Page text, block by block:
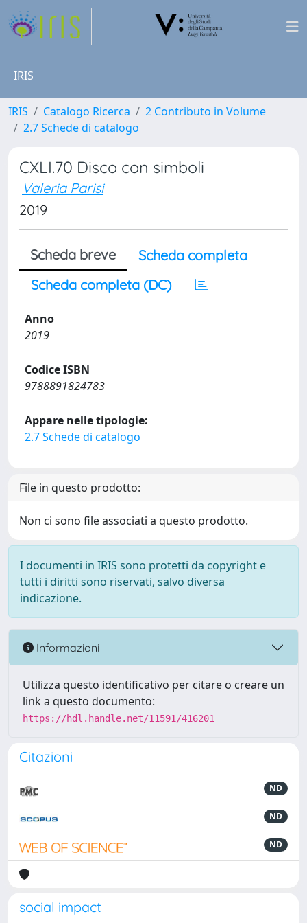
IRIS
IRIS Catalogo Ricerca
2 Contributo in Volume
2.7 Schede di catalogo
CXLI.70 Disco con simboli
Valeria Parisi
2019
Scheda breve
Scheda completa
Scheda completa (DC)
Anno
2019
Codice ISBN
9788891824783
Appare nelle tipologie:
2.7 Schede di catalogo
File in questo prodotto:
Non ci sono file associati a questo prodotto.
I documenti in IRIS sono protetti da copyright e
tutti i diritti sono riservati, salvo diversa
indicazione.
Informazioni
Utilizza questo identificativo per citare o creare un
link a questo documento:
https://hdl.handle.net/11591/416201
Citazioni
ND
ND
ND
social impact